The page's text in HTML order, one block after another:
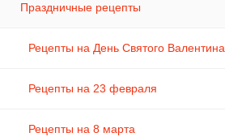
Праздничные рецепты
Рецепты на День Святого Валентина
Рецепты на 23 февраля
Рецепты на 8 марта